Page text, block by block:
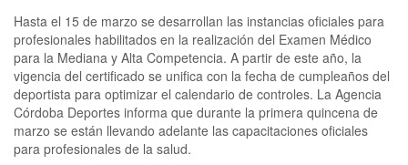
Hasta el 15 de marzo se desarrollan las instancias oficiales para
profesionales habilitados en la realización del Examen Médico
para la Mediana y Alta Competencia. A partir de este año, la
vigencia del certificado se unifica con la fecha de cumpleaños del
deportista para optimizar el calendario de controles. La Agencia
Córdoba Deportes informa que durante la primera quincena de
marzo se están llevando adelante las capacitaciones oficiales
para profesionales de la salud.